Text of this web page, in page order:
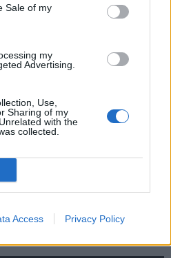
Sale of my
my
Advertising.
Use,
Sharing of my
with the
collected.
Access Privacy Policy
koalice
nabídka